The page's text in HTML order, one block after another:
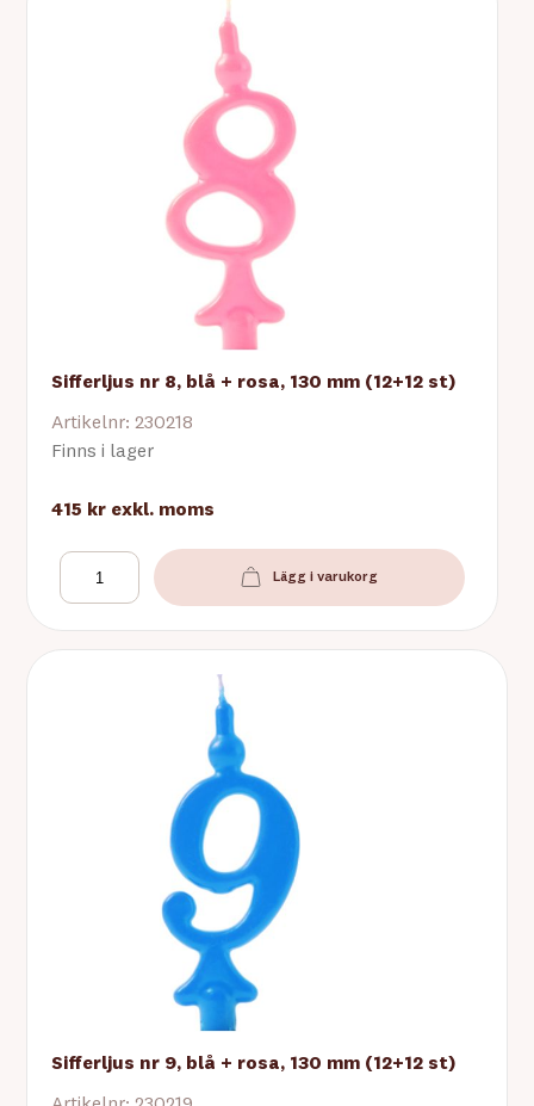
Sifferljus nr 8, blå + rosa, 130 mm (12+12 st)
Artikelnr: 230218
Finns i lager
415 kr exkl. moms
Lägg i varukorg
Sifferljus nr 9, blå + rosa, 130 mm (12+12 st)